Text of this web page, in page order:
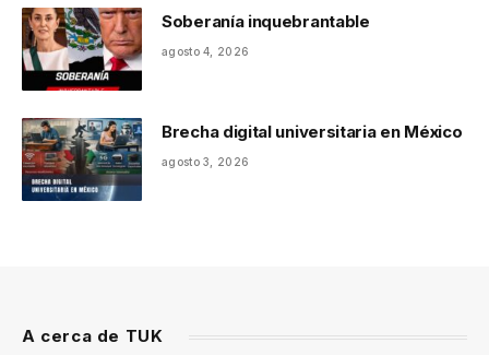
Soberanía inquebrantable
agosto 4, 2026
Brecha digital universitaria en México
agosto 3, 2026
A cerca de TUK